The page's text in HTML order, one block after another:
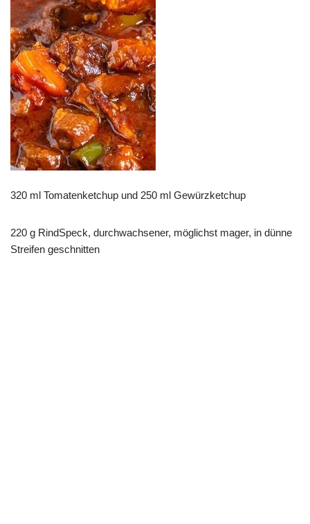
320 ml Tomatenketchup und 250 ml Gewürzketchup
220 g RindSpeck, durchwachsener, möglichst mager, in dünne
Streifen geschnitten